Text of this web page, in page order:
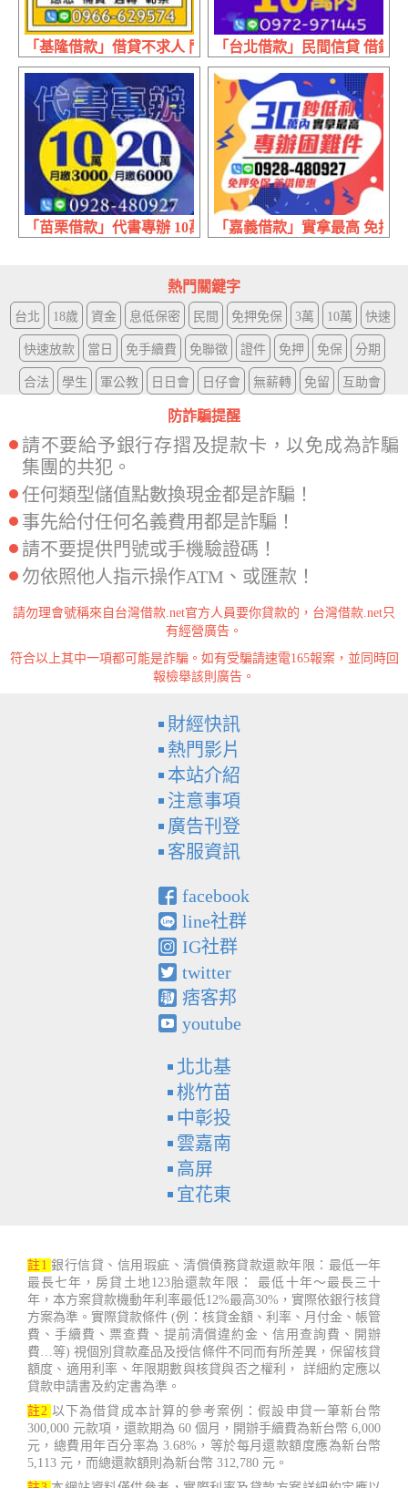
「基隆借款」借貸不求人 門檻低額度高 | 繳款最低利 應急
「台北借款」民間信貸 借錢
「苗栗借款」代書專辦 10萬月繳3000 | 20萬月繳6000
「嘉義借款」實拿最高 免押
熱門關鍵字
台北 18歲 資金 息低保密 民間 免押免保 3萬 10萬 快速
快速放款 當日 免手續費 免聯徵 證件 免押 免保 分期
合法 學生 軍公教 日日會 日仔會 無薪轉 免留 互助會
防詐騙提醒
請不要給予銀行存摺及提款卡，以免成為詐騙
集團的共犯。
任何類型儲值點數換現金都是詐騙！
事先給付任何名義費用都是詐騙！
請不要提供門號或手機驗證碼！
勿依照他人指示操作ATM、或匯款！
請勿理會號稱來自台灣借款.net官方人員要你貸款的，台灣借款.net只
有經營廣告。
符合以上其中一項都可能是詐騙。如有受騙請速電165報案，並同時回
報檢舉該則廣告。
財經快訊
熱門影片
本站介紹
注意事項
廣告刊登
客服資訊
facebook
line社群
IG社群
twitter
痞客邦
youtube
北北基
桃竹苗
中彰投
雲嘉南
高屏
宜花東
註1 銀行信貸、信用瑕疵、清償債務貸款還款年限：最低一年
最長七年，房貸土地123胎還款年限： 最低十年～最長三十
年，本方案貸款機動年利率最低12%最高30%，實際依銀行核貸
方案為準。實際貸款條件 (例：核貸金額、利率、月付金、帳管
費、手續費、票查費、提前清償違約金、信用查詢費、開辦
費…等) 視個別貸款產品及授信條件不同而有所差異，保留核貸
額度、適用利率、年限期數與核貸與否之權利， 詳細約定應以
貸款申請書及約定書為準。
註2 以下為借貸成本計算的參考案例：假設申貸一筆新台幣
300,000 元款項，還款期為 60 個月，開辦手續費為新台幣 6,000
元，總費用年百分率為 3.68%，等於每月還款額度應為新台幣
5,113 元，而總還款額則為新台幣 312,780 元。